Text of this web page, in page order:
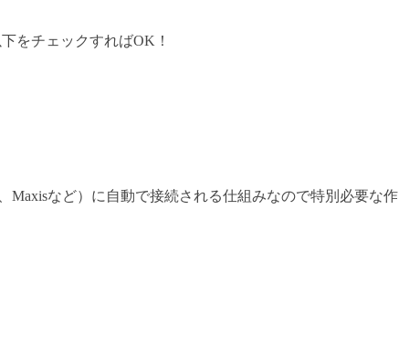
をチェックすればOK！
Maxisなど）に自動で接続される仕組みなので特別必要な作